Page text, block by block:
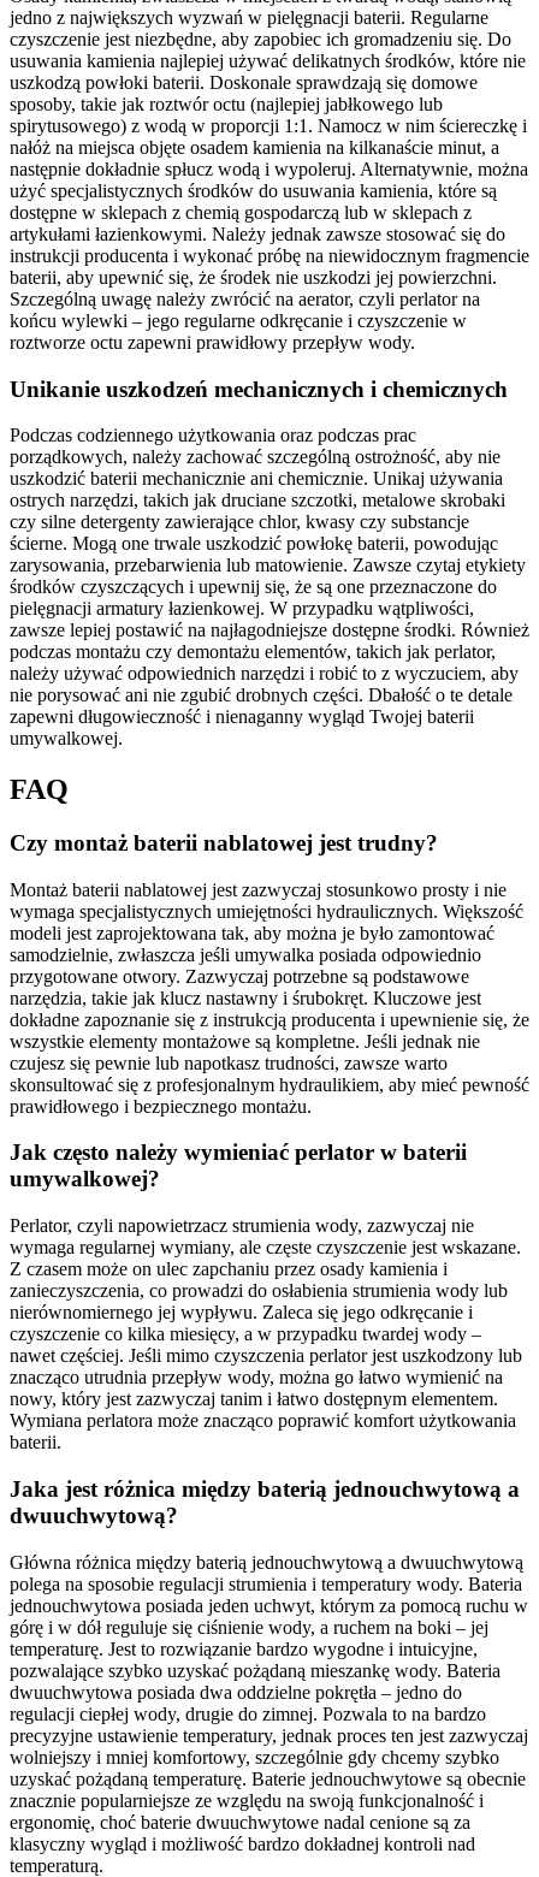
jedno z największych wyzwań w pielęgnacji baterii. Regularne
czyszczenie jest niezbędne, aby zapobiec ich gromadzeniu się. Do
usuwania kamienia najlepiej używać delikatnych środków, które nie
uszkodzą powłoki baterii. Doskonale sprawdzają się domowe
sposoby, takie jak roztwór octu (najlepiej jabłkowego lub
spirytusowego) z wodą w proporcji 1:1. Namocz w nim ściereczkę i
nałóż na miejsca objęte osadem kamienia na kilkanaście minut, a
następnie dokładnie spłucz wodą i wypoleruj. Alternatywnie, można
użyć specjalistycznych środków do usuwania kamienia, które są
dostępne w sklepach z chemią gospodarczą lub w sklepach z
artykułami łazienkowymi. Należy jednak zawsze stosować się do
instrukcji producenta i wykonać próbę na niewidocznym fragmencie
baterii, aby upewnić się, że środek nie uszkodzi jej powierzchni.
Szczególną uwagę należy zwrócić na aerator, czyli perlator na
końcu wylewki – jego regularne odkręcanie i czyszczenie w
roztworze octu zapewni prawidłowy przepływ wody.
Unikanie uszkodzeń mechanicznych i chemicznych
Podczas codziennego użytkowania oraz podczas prac
porządkowych, należy zachować szczególną ostrożność, aby nie
uszkodzić baterii mechanicznie ani chemicznie. Unikaj używania
ostrych narzędzi, takich jak druciane szczotki, metalowe skrobaki
czy silne detergenty zawierające chlor, kwasy czy substancje
ścierne. Mogą one trwale uszkodzić powłokę baterii, powodując
zarysowania, przebarwienia lub matowienie. Zawsze czytaj etykiety
środków czyszczących i upewnij się, że są one przeznaczone do
pielęgnacji armatury łazienkowej. W przypadku wątpliwości,
zawsze lepiej postawić na najłagodniejsze dostępne środki. Również
podczas montażu czy demontażu elementów, takich jak perlator,
należy używać odpowiednich narzędzi i robić to z wyczuciem, aby
nie porysować ani nie zgubić drobnych części. Dbałość o te detale
zapewni długowieczność i nienaganny wygląd Twojej baterii
umywalkowej.
FAQ
Czy montaż baterii nablatowej jest trudny?
Montaż baterii nablatowej jest zazwyczaj stosunkowo prosty i nie
wymaga specjalistycznych umiejętności hydraulicznych. Większość
modeli jest zaprojektowana tak, aby można je było zamontować
samodzielnie, zwłaszcza jeśli umywalka posiada odpowiednio
przygotowane otwory. Zazwyczaj potrzebne są podstawowe
narzędzia, takie jak klucz nastawny i śrubokręt. Kluczowe jest
dokładne zapoznanie się z instrukcją producenta i upewnienie się, że
wszystkie elementy montażowe są kompletne. Jeśli jednak nie
czujesz się pewnie lub napotkasz trudności, zawsze warto
skonsultować się z profesjonalnym hydraulikiem, aby mieć pewność
prawidłowego i bezpiecznego montażu.
Jak często należy wymieniać perlator w baterii
umywalkowej?
Perlator, czyli napowietrzacz strumienia wody, zazwyczaj nie
wymaga regularnej wymiany, ale częste czyszczenie jest wskazane.
Z czasem może on ulec zapchaniu przez osady kamienia i
zanieczyszczenia, co prowadzi do osłabienia strumienia wody lub
nierównomiernego jej wypływu. Zaleca się jego odkręcanie i
czyszczenie co kilka miesięcy, a w przypadku twardej wody –
nawet częściej. Jeśli mimo czyszczenia perlator jest uszkodzony lub
znacząco utrudnia przepływ wody, można go łatwo wymienić na
nowy, który jest zazwyczaj tanim i łatwo dostępnym elementem.
Wymiana perlatora może znacząco poprawić komfort użytkowania
baterii.
Jaka jest różnica między baterią jednouchwytową a
dwuuchwytową?
Główna różnica między baterią jednouchwytową a dwuuchwytową
polega na sposobie regulacji strumienia i temperatury wody. Bateria
jednouchwytowa posiada jeden uchwyt, którym za pomocą ruchu w
górę i w dół reguluje się ciśnienie wody, a ruchem na boki – jej
temperaturę. Jest to rozwiązanie bardzo wygodne i intuicyjne,
pozwalające szybko uzyskać pożądaną mieszankę wody. Bateria
dwuuchwytowa posiada dwa oddzielne pokrętła – jedno do
regulacji ciepłej wody, drugie do zimnej. Pozwala to na bardzo
precyzyjne ustawienie temperatury, jednak proces ten jest zazwyczaj
wolniejszy i mniej komfortowy, szczególnie gdy chcemy szybko
uzyskać pożądaną temperaturę. Baterie jednouchwytowe są obecnie
znacznie popularniejsze ze względu na swoją funkcjonalność i
ergonomię, choć baterie dwuuchwytowe nadal cenione są za
klasyczny wygląd i możliwość bardzo dokładnej kontroli nad
temperaturą.